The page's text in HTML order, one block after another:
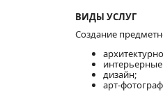
ВИДЫ УСЛУГ
Создание
дизайн;
арт-